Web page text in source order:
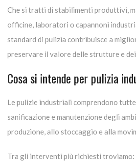
Che si tratti di stabilimenti produttivi,
officine, laboratori o capannoni
standard di pulizia contribuisce a
preservare il valore delle strutture e
Cosa si intende per pulizia
Le pulizie industriali comprendono
sanificazione e manutenzione degli
produzione, allo stoccaggio e alla
Tra gli interventi più richiesti troviamo: